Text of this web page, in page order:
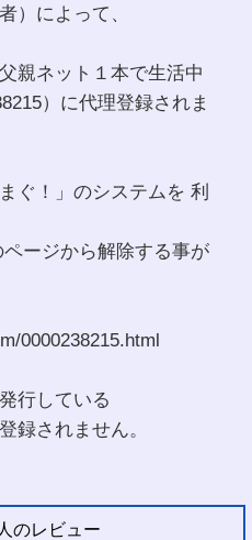
）によって、
親ネット１本で生活中
）に代理登録されま
ぐ！」のシステムを 利
ージから解除する事が
0000238215.html
行している
録されません。
のレビュー